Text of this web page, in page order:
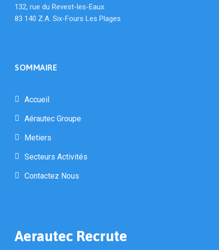
132, rue du Revest-les-Eaux
83 140 Z.A. Six-Fours Les Plages
SOMMAIRE
Accueil
Aérautec Groupe
Metiers
Secteurs Activités
Contactez Nous
Aerautec Recrute